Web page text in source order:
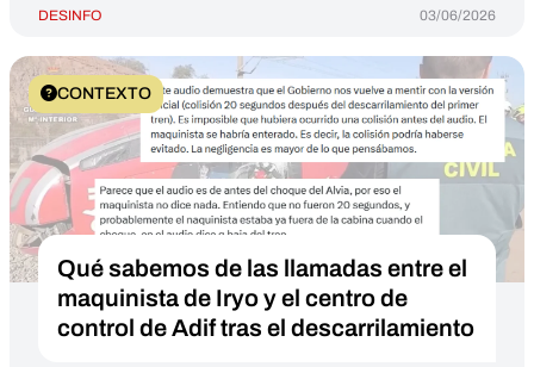
DESINFO 03/06/2026
CONTEXTO
Qué sabemos de las llamadas entre el
maquinista de Iryo y el centro de
control de Adif tras el descarrilamiento